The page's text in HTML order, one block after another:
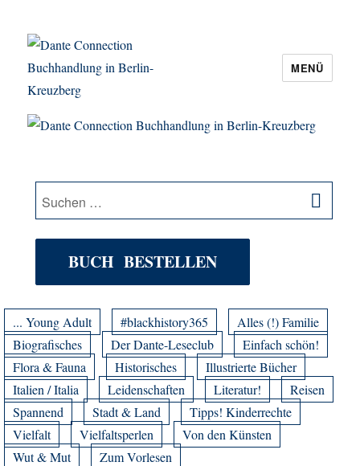
Dante Connection Buchhandlung in
MENÜ
Suche
nach:
BUCH BESTELLEN
... Young Adult #blackhistory365
Alles (!) Familie
Biografisches
Der Dante-Leseclub
Einfach schön!
Flora & Fauna
Historisches
Illustrierte Bücher
Italien / Italia
Leidenschaften Literatur!
Reisen
Spannend
Stadt & Land
Tipps! Kinderrechte
Vielfalt
Vielfaltsperlen
Von den Künsten
Wut & Mut
Zum Vorlesen